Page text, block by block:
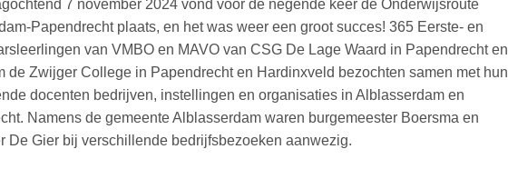
7 november 2024 vond voor de negende keer de Onderwijsroute
Papendrecht plaats, en het was weer een groot succes! 365 Eerste- en
van VMBO en MAVO van CSG De Lage Waard in Papendrecht en
de Zwijger College in Papendrecht en Hardinxveld bezochten samen met hun
docenten bedrijven, instellingen en organisaties in Alblasserdam en
Namens de gemeente Alblasserdam waren burgemeester Boersma en
De Gier bij verschillende bedrijfsbezoeken aanwezig.